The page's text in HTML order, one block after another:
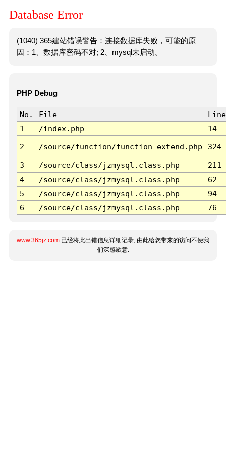
Database Error
(1040) 365建站错误警告：连接数据库失败，可能的原
因：1、数据库密码不对; 2、mysql未启动。
PHP Debug
No. File
Line
1
/index.php 14
2 /source/function/function_extend.php 324
3 /source/class/jzmysql.class.php
211
4
/source/class/jzmysql.class.php
62
5
/source/class/jzmysql.class.php
94
6
/source/class/jzmysql.class.php 76
www.365jz.com 已经将此出错信息详细记录, 由此给您带来的访问不便我
们深感歉意.